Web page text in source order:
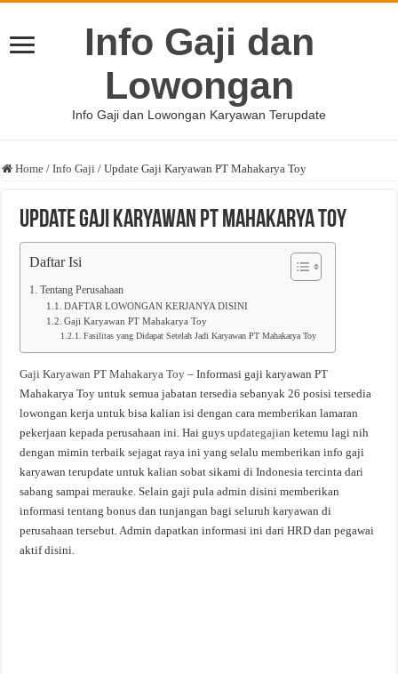
Info Gaji dan
Lowongan
Info Gaji dan Lowongan Karyawan Terupdate
Home / Info Gaji / Update Gaji Karyawan PT Mahakarya Toy
Update Gaji Karyawan PT Mahakarya Toy
Daftar Isi
Tentang Perusahaan
DAFTAR LOWONGAN KERJANYA DISINI
Gaji Karyawan PT Mahakarya Toy
Fasilitas yang Didapat Setelah Jadi Karyawan PT Mahakarya Toy
Gaji Karyawan PT Mahakarya Toy – Informasi gaji karyawan PT
Mahakarya Toy untuk semua jabatan tersedia sebanyak 26 posisi tersedia
lowongan kerja untuk bisa kalian isi dengan cara memberikan lamaran
pekerjaan kepada perusahaan ini. Hai guysupdategajian ketemu lagi nih
dengan mimin terbaik sejagat raya ini yang selalu memberikan info gaji
karyawan terupdate untuk kalian sobat sikami di Indonesia tercinta dari
sabang sampai merauke. Selain gaji pula admin disini memberikan
informasi tentang bonus dan tunjangan bagi seluruh karyawan di
perusahaan tersebut. Admin dapatkan informasi ini dari HRD dan pegawai
aktif disini.